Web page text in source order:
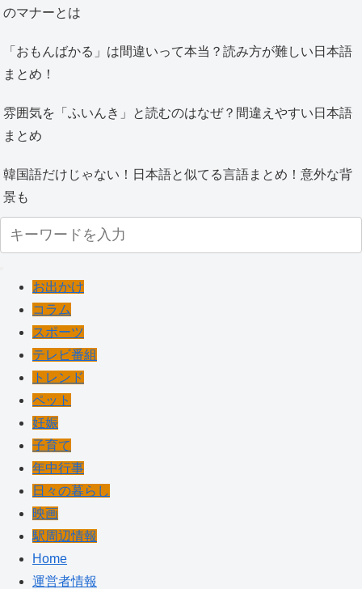
のマナーとは
「おもんばかる」は間違いって本当？読み方が難しい日本語
まとめ！
雰囲気を「ふいんき」と読むのはなぜ？間違えやすい日本語
まとめ
韓国語だけじゃない！日本語と似てる言語まとめ！意外な背
景も
お出かけ
コラム
スポーツ
テレビ番組
トレンド
ペット
妊娠
子育て
年中行事
日々の暮らし
映画
駅周辺情報
Home
運営者情報